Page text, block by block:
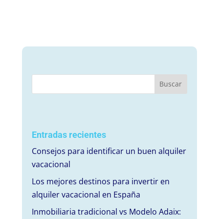
Entradas recientes
Consejos para identificar un buen alquiler
vacacional
Los mejores destinos para invertir en
alquiler vacacional en España
Inmobiliaria tradicional vs Modelo Adaix: